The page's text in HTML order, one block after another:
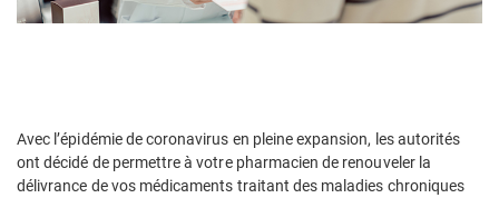
Avec l’épidémie de coronavirus en pleine expansion, les autorités
ont décidé de permettre à votre pharmacien de renouveler la
délivrance de vos médicaments traitant des maladies chroniques